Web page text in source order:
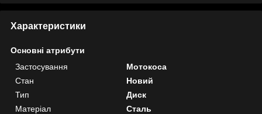
Характеристики
Основні атрибути
Застосування
Мотокоса
Стан
Новий
Тип
Диск
Матеріал
Сталь